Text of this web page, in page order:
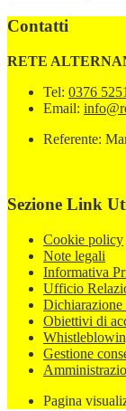
Contatti
RETE
Tel: 0376
Email:
Referente:
Sezione Link
Cookie policy
Note legali
Informativa
Ufficio
Dichiarazione
Obiettivi di
Gestione
Pagina